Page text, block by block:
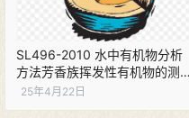
SL496-2010 水中有机物分析
方法芳香族挥发性有机物的测
定PDF下载
25年4月22日